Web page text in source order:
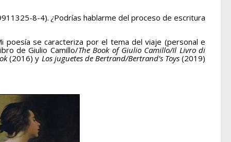
8-4). ¿Podrías hablarme del proceso de escritura
poesía se caracteriza por el tema del viaje (personal e
de Giulio Camillo/The Book of Giulio Camillo/Il Livro di
(2016) y Los juguetes de Bertrand/Bertrand’s Toys(2019)